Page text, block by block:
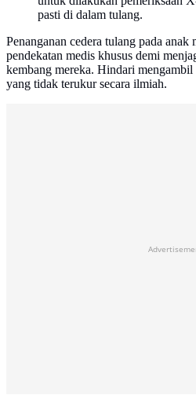
pasti di dalam tulang.
Penanganan cedera tulang pada
pendekatan medis khusus demi
kembang mereka. Hindari
yang tidak terukur secara ilmiah.